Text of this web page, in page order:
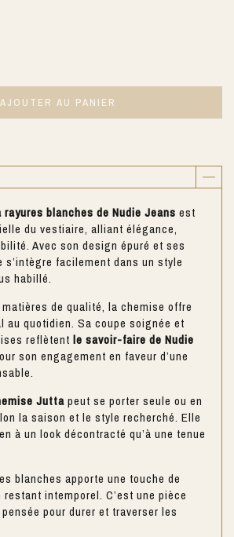
AJOUTER AU PANIER
blanches de Nudie Jeans est
du vestiaire, alliant élégance,
Avec son design épuré et ses
s’intègre facilement dans un style
habillé.
de qualité, la chemise offre
au quotidien. Sa coupe soignée et
reflètent le savoir-faire de Nudie
son engagement en faveur d’une
Juttapeut se porter seule ou en
la saison et le style recherché. Elle
à un look décontracté qu’à une tenue
blanches apporte une touche de
intemporel. C’est une pièce
pour durer et traverser les